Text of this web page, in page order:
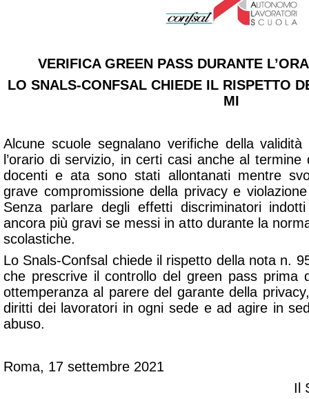
VERIFICA GREEN PASS DURANTE
LO SNALS-CONFSAL CHIEDE IL RISPETTO
MI
Alcune scuole segnalano verifiche della
l’orario di servizio, in certi casi anche al termine
docenti e ata sono stati allontanati mentre
grave compromissione della privacy e
Senza parlare degli effetti discriminatori
ancora più gravi se messi in atto durante la
scolastiche.
Lo Snals-Confsal chiede il rispetto della nota n.
che prescrive il controllo del green pass prima
ottemperanza al parere del garante della
diritti dei lavoratori in ogni sede e ad agire in
abuso.
Roma, 17 settembre 2021
Il